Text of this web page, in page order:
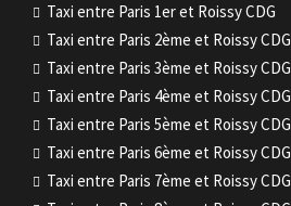
Taxi entre Paris 1er et Roissy CDG
Taxi entre Paris 2ème et Roissy CDG
Taxi entre Paris 3ème et Roissy CDG
Taxi entre Paris 4ème et Roissy CDG
Taxi entre Paris 5ème et Roissy CDG
Taxi entre Paris 6ème et Roissy CDG
Taxi entre Paris 7ème et Roissy CDG